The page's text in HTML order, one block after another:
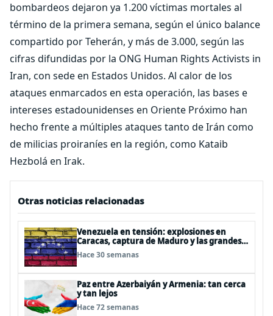
bombardeos dejaron ya 1.200 víctimas mortales al
término de la primera semana, según el único balance
compartido por Teherán, y más de 3.000, según las
cifras difundidas por la ONG Human Rights Activists in
Iran, con sede en Estados Unidos. Al calor de los
ataques enmarcados en esta operación, las bases e
intereses estadounidenses en Oriente Próximo han
hecho frente a múltiples ataques tanto de Irán como
de milicias proiraníes en la región, como Kataib
Hezbolá en Irak.
Otras noticias relacionadas
Venezuela en tensión: explosiones en
Caracas, captura de Maduro y las grandes
interrogantes del futuro político
Hace 30 semanas
Paz entre Azerbaiyán y Armenia: tan cerca
y tan lejos
Hace 72 semanas